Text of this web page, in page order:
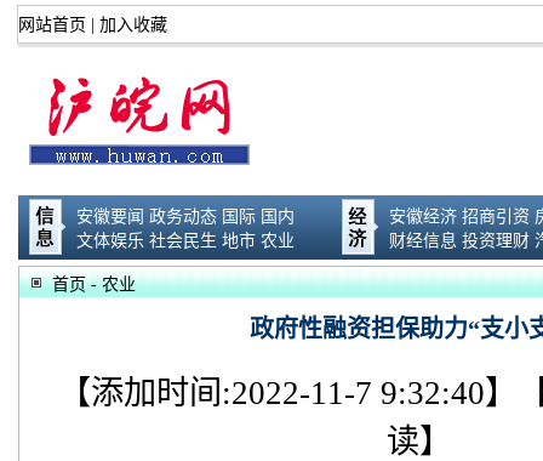
网站首页 加入收藏
安徽要闻 政务动态 国际 国内
文体娱乐 社会民生 地市 农业
安徽经济 招商引资
财经信息 投资理财
首页- 农业
政府性融资担保助力“支小
【添加时间:2022-11-7 9:32:40】
读】